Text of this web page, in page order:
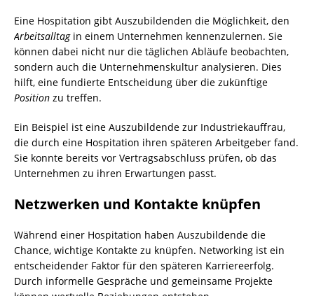
Eine Hospitation gibt Auszubildenden die Möglichkeit, den
Arbeitsalltagin einem Unternehmen kennenzulernen. Sie
können dabei nicht nur die täglichen Abläufe beobachten,
sondern auch die Unternehmenskultur analysieren. Dies
hilft, eine fundierte Entscheidung über die zukünftige
Position zu treffen.
Ein Beispiel ist eine Auszubildende zur Industriekauffrau,
die durch eine Hospitation ihren späteren Arbeitgeber fand.
Sie konnte bereits vor Vertragsabschluss prüfen, ob das
Unternehmen zu ihren Erwartungen passt.
Netzwerken und Kontakte knüpfen
Während einer Hospitation haben Auszubildende die
Chance, wichtige Kontakte zu knüpfen. Networking ist ein
entscheidender Faktor für den späteren Karriereerfolg.
Durch informelle Gespräche und gemeinsame Projekte